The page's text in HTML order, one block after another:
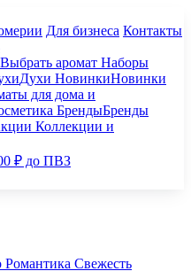
Для бизнеса Контакты
Выбрать аромат Наборы
Духи НовинкиНовинки
для дома и
БрендыБренды
Коллекции и
₽ до ПВЗ
Романтика Свежесть